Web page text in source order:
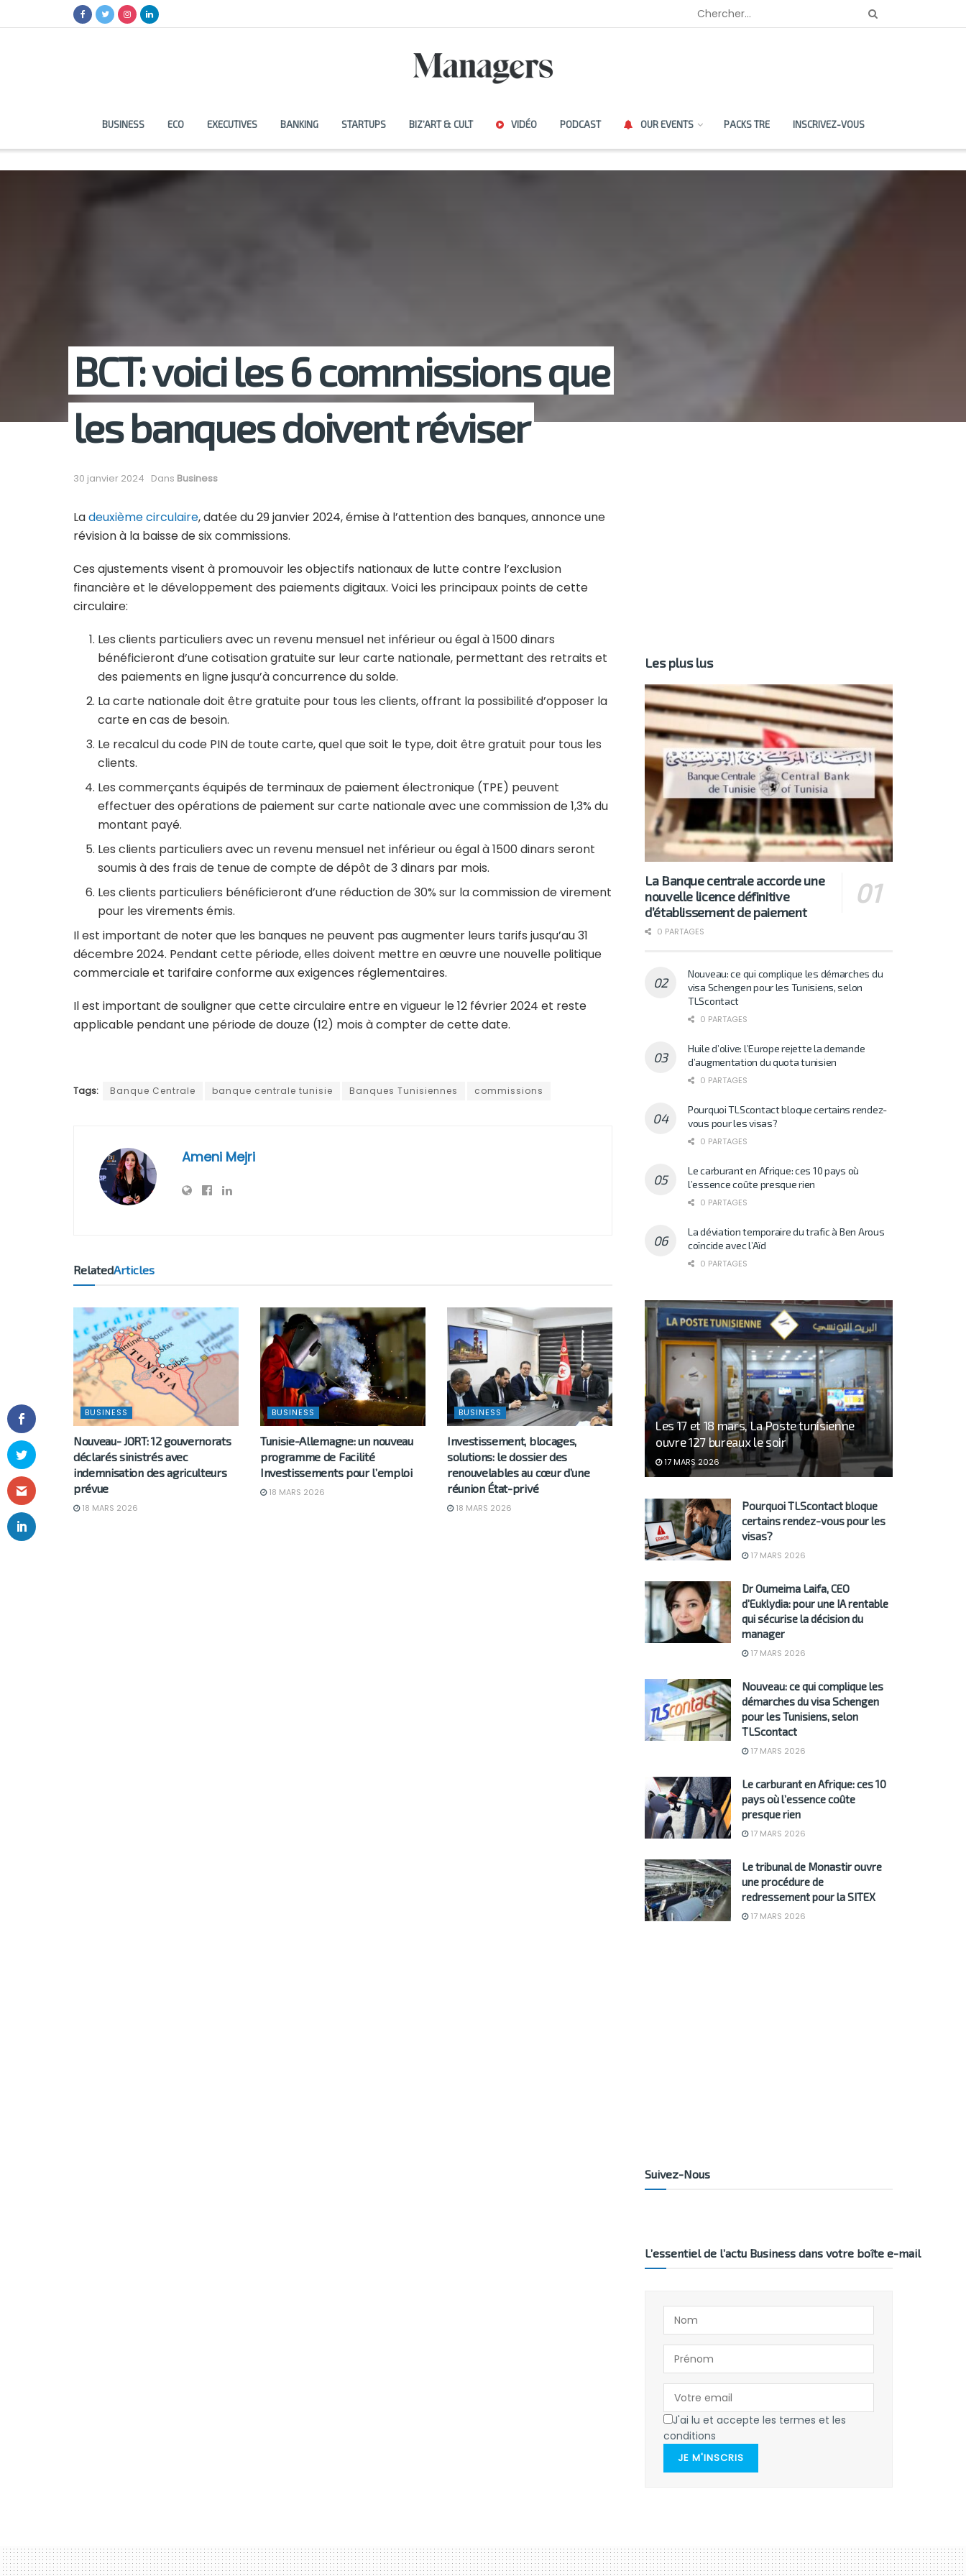
BUSINESS ECO EXECUTIVES BANKING STARTUPS BIZ’ART & CULT VIDÉO PODCAST OUR EVENTS PACKS TRE INSCRIVEZ-VOUS
BCT: voici les 6 commissions que
les banques doivent réviser
30 janvier 2024 Dans Business
Ladeuxième circulaire, datée du 29 janvier 2024, émise à l’attention des banques, annonce une
révision à la baisse de six commissions.
Ces ajustements visent à promouvoir les objectifs nationaux de lutte contre l’exclusion
financière et le développement des paiements digitaux. Voici les principaux points de cette
circulaire:
Les clients particuliers avec un revenu mensuel net inférieur ou égal à 1500 dinars
bénéficieront d’une cotisation gratuite sur leur carte nationale, permettant des retraits et
des paiements en ligne jusqu’à concurrence du solde.
La carte nationale doit être gratuite pour tous les clients, offrant la possibilité d’opposer la
carte en cas de besoin.
Le recalcul du code PIN de toute carte, quel que soit le type, doit être gratuit pour tous les
clients.
Les commerçants équipés de terminaux de paiement électronique (TPE) peuvent
effectuer des opérations de paiement sur carte nationale avec une commission de 1,3% du
montant payé.
Les clients particuliers avec un revenu mensuel net inférieur ou égal à 1500 dinars seront
soumis à des frais de tenue de compte de dépôt de 3 dinars par mois.
Les clients particuliers bénéficieront d’une réduction de 30% sur la commission de virement
pour les virements émis.
Il est important de noter que les banques ne peuvent pas augmenter leurs tarifs jusqu’au 31
décembre 2024. Pendant cette période, elles doivent mettre en œuvre une nouvelle politique
commerciale et tarifaire conforme aux exigences réglementaires.
Il est important de souligner que cette circulaire entre en vigueur le 12 février 2024 et reste
applicable pendant une période de douze (12) mois à compter de cette date.
Tags: Banque Centrale banque centrale tunisie Banques Tunisiennes commissions
Ameni Mejri
RelatedArticles
BUSINESS
Nouveau- JORT: 12 gouvernorats
déclarés sinistrés avec
indemnisation des agriculteurs
prévue
18 MARS 2026
BUSINESS
Tunisie-Allemagne: un nouveau
programme de Facilité
Investissements pour l’emploi
18 MARS 2026
BUSINESS
Investissement, blocages,
solutions: le dossier des
renouvelables au cœur d’une
réunion État-privé
18 MARS 2026
Les plus lus
La Banque centrale accorde une
nouvelle licence définitive
d’établissement de paiement
0 PARTAGES
Nouveau: ce qui complique les démarches du
visa Schengen pour les Tunisiens, selon
TLScontact
0 PARTAGES
Huile d’olive: l’Europe rejette la demande
d’augmentation du quota tunisien
0 PARTAGES
Pourquoi TLScontact bloque certains rendez-
vous pour les visas?
0 PARTAGES
Le carburant en Afrique: ces 10 pays où
l’essence coûte presque rien
0 PARTAGES
La déviation temporaire du trafic à Ben Arous
coïncide avec l’Aïd
0 PARTAGES
Les 17 et 18 mars, La Poste tunisienne
ouvre 127 bureaux le soir
17 MARS 2026
Pourquoi TLScontact bloque
certains rendez-vous pour les
visas?
17 MARS 2026
Dr Oumeima Laifa, CEO
d’Euklydia: pour une IA rentable
qui sécurise la décision du
manager
17 MARS 2026
Nouveau: ce qui complique les
démarches du visa Schengen
pour les Tunisiens, selon
TLScontact
17 MARS 2026
Le carburant en Afrique: ces 10
pays où l’essence coûte
presque rien
17 MARS 2026
Le tribunal de Monastir ouvre
une procédure de
redressement pour la SITEX
17 MARS 2026
Suivez-Nous
L’essentiel de l’actu Business dans votre boîte e-mail
J'ai lu et accepte les termes et les
conditions
JE M'INSCRIS